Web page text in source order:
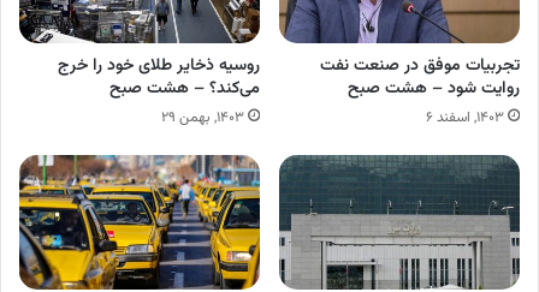
تجربیات موفق در صنعت نفت
روایت شود – هشت صبح
۱۴۰۳, اسفند ۶
روسیه ذخایر طلای خود را خرج
می‌کند؟ – هشت صبح
۱۴۰۳, بهمن ۲۹